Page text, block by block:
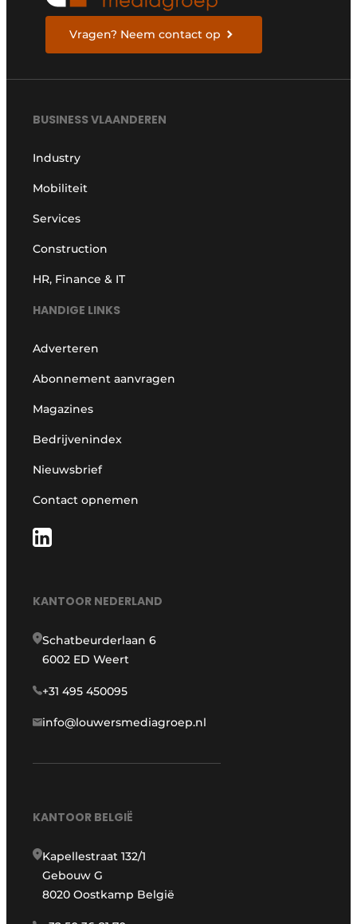
Vragen? Neem contact op
BUSINESS VLAANDEREN
Industry
Mobiliteit
Services
Construction
HR, Finance & IT
HANDIGE LINKS
Adverteren
Abonnement aanvragen
Magazines
Bedrijvenindex
Nieuwsbrief
Contact opnemen
KANTOOR NEDERLAND
Schatbeurderlaan 6
6002 ED Weert
+31 495 450095
info@louwersmediagroep.nl
KANTOOR BELGIË
Kapellestraat 132/1
Gebouw G
8020 Oostkamp België